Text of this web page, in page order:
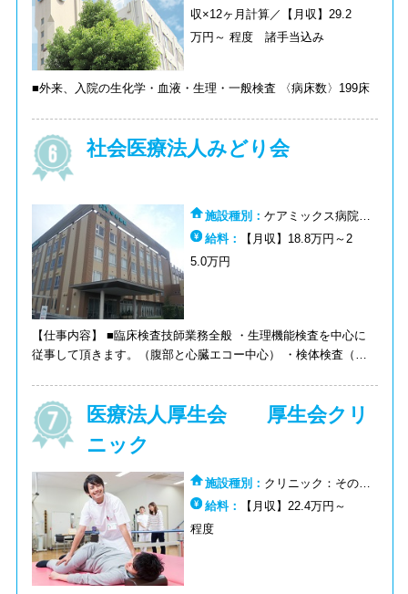
収×12ヶ月計算／【月収】29.2
万円～ 程度 諸手当込み
■外来、入院の生化学・血液・生理・一般検査 〈病床数〉199床
社会医療法人みどり会
施設種別：ケアミックス病院：
病棟:ケアミックス病院：その他
給料：
【月収】18.8万円～2
5.0万円
【仕事内容】 ■臨床検査技師業務全般 ・生理機能検査を中心に
従事して頂きます。（腹部と心臓エコー中心） ・検体検査（生
コール】稀に対応して頂く可能性が御座います。 【検査技師人
数】5名（2022年5月現在）
医療法人厚生会 厚生会クリ
ニック
施設種別： クリニック：その
他:その他（医療介護）：検診・健
診センター
給料：
【月収】22.4万円～
程度